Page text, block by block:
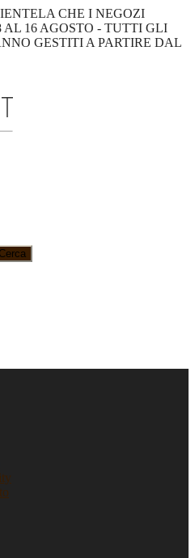
CHE I NEGOZI
16 AGOSTO - TUTTI GLI
GESTITI A PARTIRE DAL